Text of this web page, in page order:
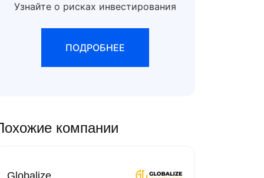
Узнайте о рисках инвестирования
ПОДРОБНЕЕ
компании
Globalize